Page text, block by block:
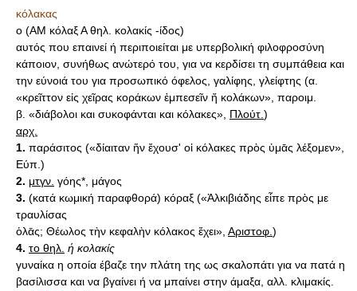
κόλακας
ο (AM κόλαξ Α θηλ. κολακίς -ίδος)
αυτός που επαινεί ή περιποιείται με υπερβολική φιλοφροσύνη
κάποιον, συνήθως ανώτερό του, για να κερδίσει τη συμπάθεια και
την εύνοιά του για προσωπικό όφελος, γαλίφης, γλείφτης (α.
«κρεῖττον εἰς χεῖρας κοράκων ἐμπεσεῖν ἤ κολάκων», παροιμ.
β. «διάβολοι και συκοφάνται και κόλακες», Πλούτ. )
αρχ.
1. παράσιτος («δίαιταν ἥν ἔχουσ' οἱ κόλακες πρὸς ὑμᾱς λέξομεν»,
Εύπ.)
2. μτγν. γόης*, μάγος
3. (κατά κωμική παραφθορά) κόραξ («Ἀλκιβιάδης εἶπε πρὸς με
τραυλίσας
ὁλᾱς; Θέωλος τὴν κεφαλὴν κόλακος ἔχει», Αριστοφ. )
4. το θηλ. ἡ κολακίς
γυναίκα η οποία έβαζε την πλάτη της ως σκαλοπάτι για να πατά η
βασίλισσα και να βγαίνει ή να μπαίνει στην άμαξα, αλλ. κλιμακίς.